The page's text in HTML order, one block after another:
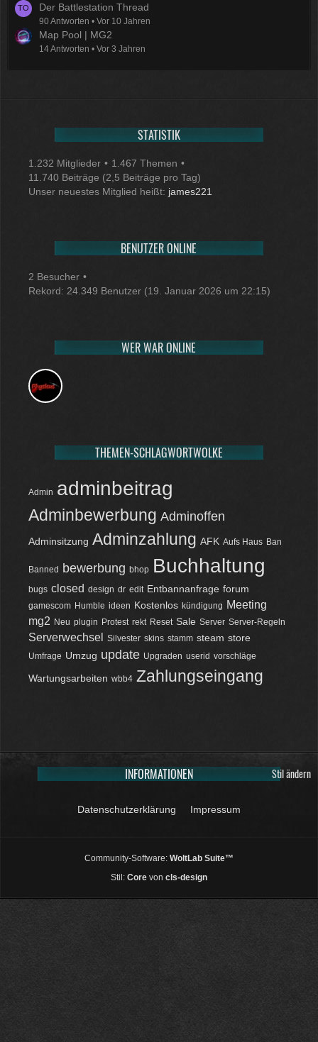
Der Battlestation Thread
90 Antworten Vor 10 Jahren
Map Pool | MG2
14 Antworten Vor 3 Jahren
STATISTIK
1.232 Mitglieder
1.467 Themen
11.740 Beiträge (2,5 Beiträge pro Tag)
Unser neuestes Mitglied heißt: james221
BENUTZER ONLINE
2 Besucher
Rekord: 24.349 Benutzer (19. Januar 2026 um 22:15)
WER WAR ONLINE
THEMEN-SCHLAGWORTWOLKE
Admin adminbeitrag
Adminbewerbung Adminoffen
Adminsitzung Adminzahlung AFK Aufs Haus Ban
Banned bewerbung bhop Buchhaltung
bugs closed design dr edit Entbannanfrage forum
gamescom Humble ideen Kostenlos kündigung Meeting
mg2 Neu plugin Protest rekt Reset Sale Server Server-Regeln
Serverwechsel Silvester skins stamm steam store
Umfrage Umzug update Upgraden userid vorschläge
Wartungsarbeiten wbb4 Zahlungseingang
Stil ändern
INFORMATIONEN
Datenschutzerklärung Impressum
Community-Software: WoltLab Suite™
Stil: Core von cls-design